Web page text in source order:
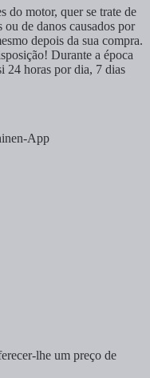
do motor, quer se trate de
de danos causados por
depois da sua compra.
Durante a época
24 horas por dia, 7 dias
lhe um preço de